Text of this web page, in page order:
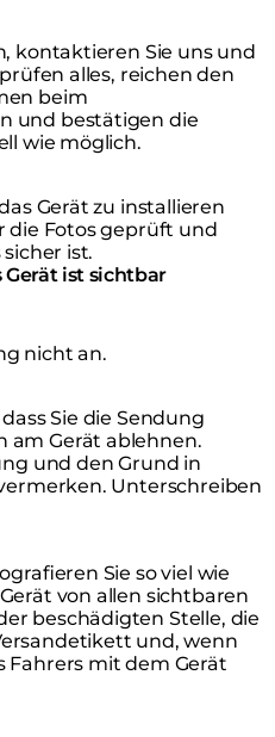
kontaktieren Sie uns und
alles, reichen den
beim
und bestätigen die
wie möglich.
Gerät zu installieren
die Fotos geprüft und
ist.
Gerät ist sichtbar
nicht an.
Sie die Sendung
am Gerät ablehnen.
und den Grund in
Unterschreiben
Sie so viel wie
von allen sichtbaren
beschädigten Stelle, die
und, wenn
Fahrers mit dem Gerät